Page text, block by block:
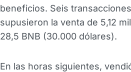
beneficios. Seis
supusieron la venta de 5,12
28,5 BNB (30.000 dólares).
En las horas siguientes,